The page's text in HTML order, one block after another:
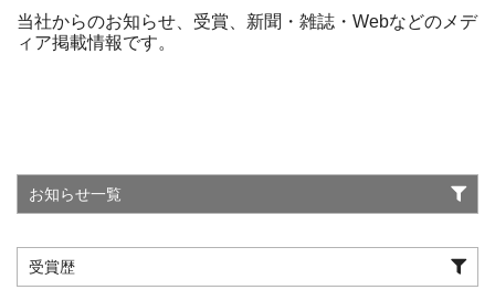
当社からのお知らせ、受賞、新聞・雑誌・Webなどのメデ
ィア掲載情報です。
お知らせ一覧
受賞歴